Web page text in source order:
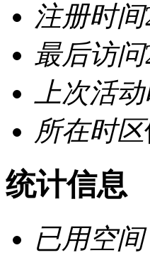
注册时间
最后访问
上次活
所在时区
统计信息
已用空间